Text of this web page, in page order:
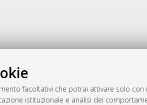
facoltativi che potrai attivare solo con
istituzionale e analisi dei